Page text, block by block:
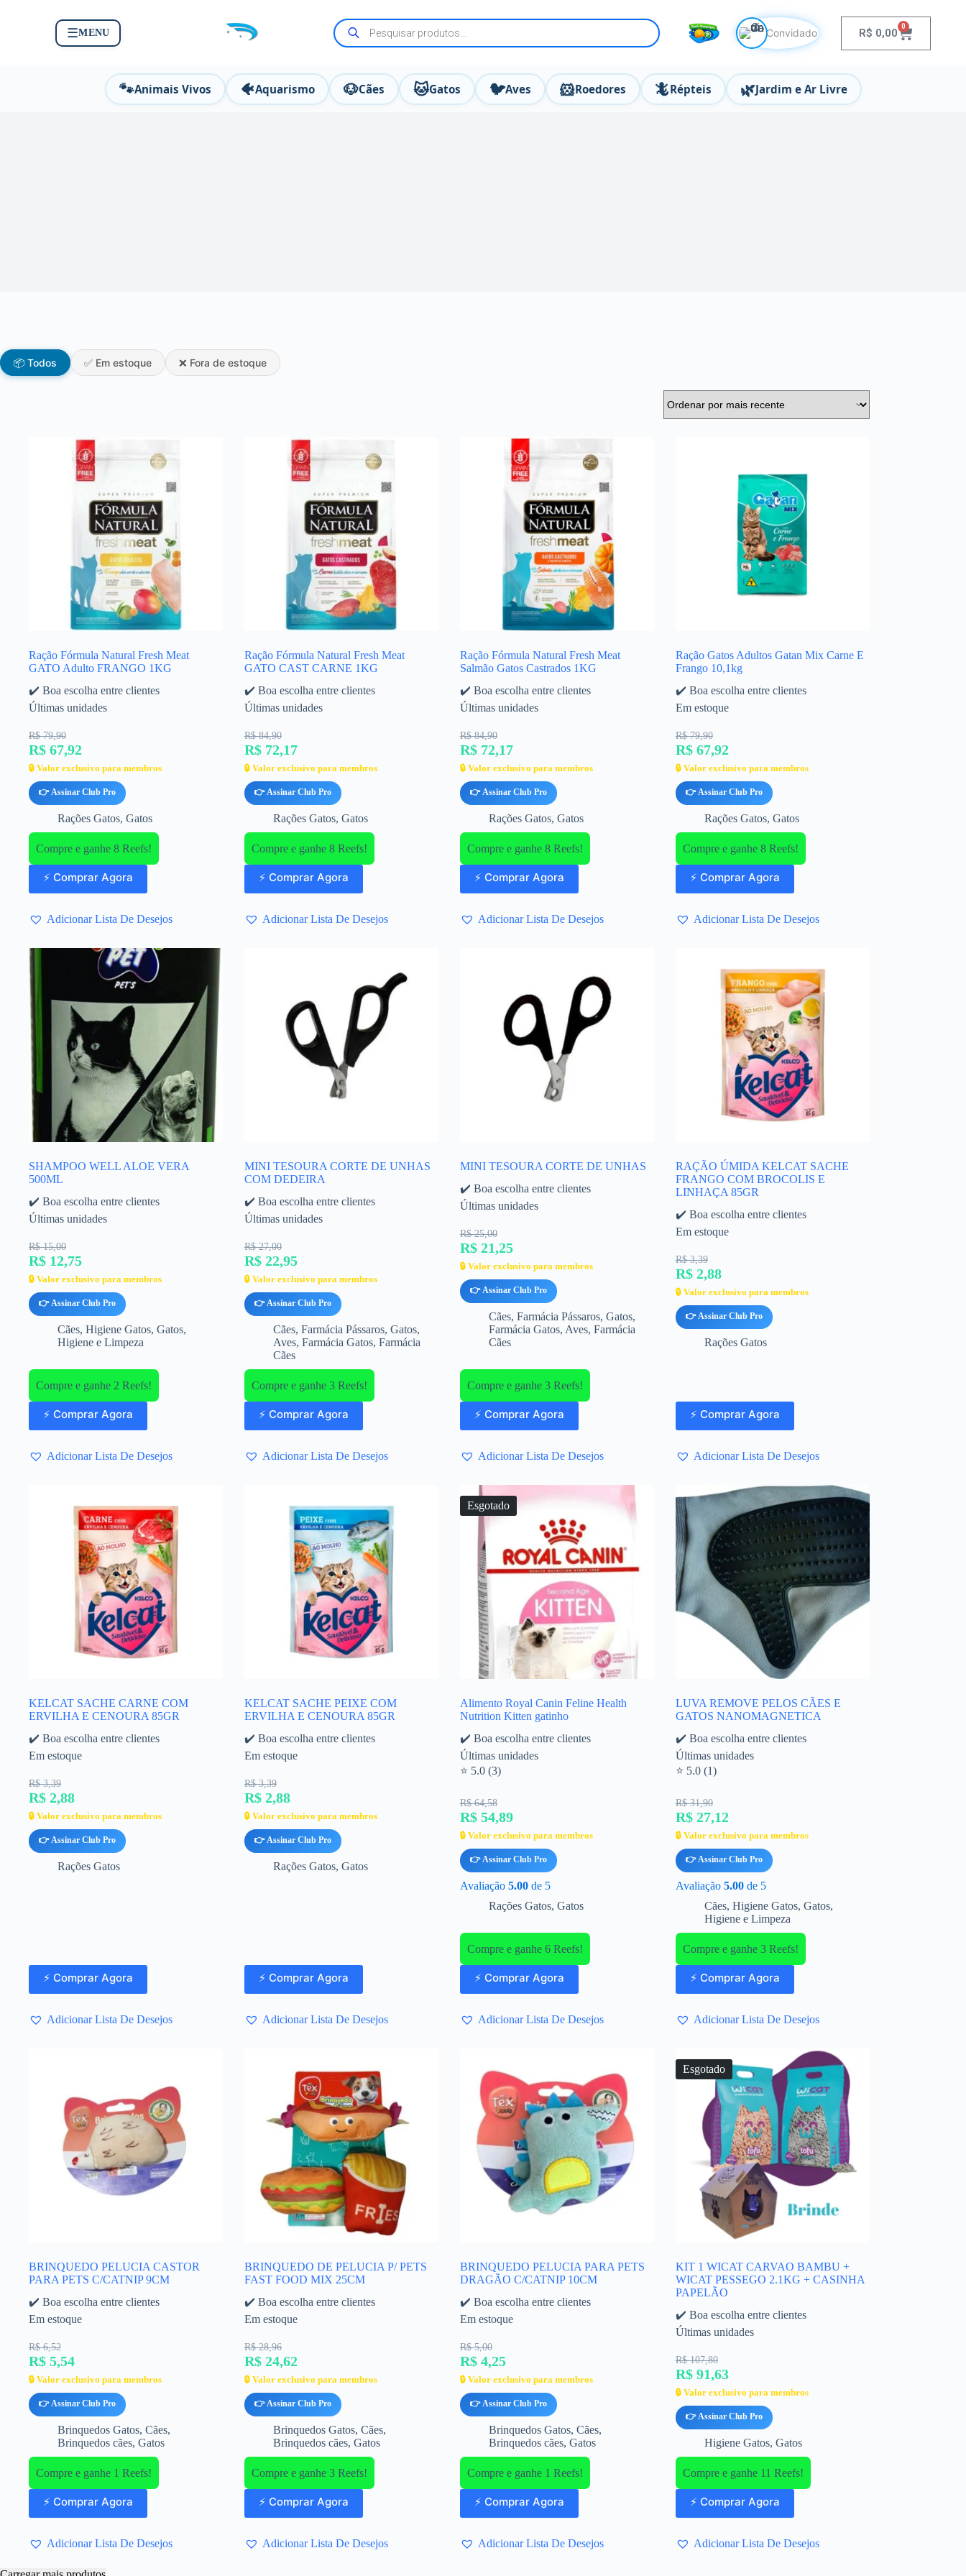
☰MENU Convidado R$ 0,00
0
🐾Animais Vivos 🐠Aquarismo 🐶Cães 🐱Gatos 🐦Aves 🐹Roedores 🦎Répteis 🌿Jardim e Ar Livre
📦 Todos ✅ Em estoque ❌ Fora de estoque
Ração Fórmula Natural Fresh Meat
GATO Adulto FRANGO 1KG
✔️ Boa escolha entre clientes
Últimas unidades
R$ 79,90
R$ 67,92
🔒 Valor exclusivo para membros
👉 Assinar Club Pro
Rações Gatos, Gatos
Compre e ganhe 8 Reefs!
⚡ Comprar Agora
Adicionar Lista De Desejos
Ração Fórmula Natural Fresh Meat
GATO CAST CARNE 1KG
✔️ Boa escolha entre clientes
Últimas unidades
R$ 84,90
R$ 72,17
🔒 Valor exclusivo para membros
👉 Assinar Club Pro
Rações Gatos, Gatos
Compre e ganhe 8 Reefs!
⚡ Comprar Agora
Adicionar Lista De Desejos
Ração Fórmula Natural Fresh Meat
Salmão Gatos Castrados 1KG
✔️ Boa escolha entre clientes
Últimas unidades
R$ 84,90
R$ 72,17
🔒 Valor exclusivo para membros
👉 Assinar Club Pro
Rações Gatos, Gatos
Compre e ganhe 8 Reefs!
⚡ Comprar Agora
Adicionar Lista De Desejos
Ração Gatos Adultos Gatan Mix Carne E
Frango 10,1kg
✔️ Boa escolha entre clientes
Em estoque
R$ 79,90
R$ 67,92
🔒 Valor exclusivo para membros
👉 Assinar Club Pro
Rações Gatos, Gatos
Compre e ganhe 8 Reefs!
⚡ Comprar Agora
Adicionar Lista De Desejos
SHAMPOO WELL ALOE VERA
500ML
✔️ Boa escolha entre clientes
Últimas unidades
R$ 15,00
R$ 12,75
🔒 Valor exclusivo para membros
👉 Assinar Club Pro
Cães, Higiene Gatos, Gatos,
Higiene e Limpeza
Compre e ganhe 2 Reefs!
⚡ Comprar Agora
Adicionar Lista De Desejos
MINI TESOURA CORTE DE UNHAS
COM DEDEIRA
✔️ Boa escolha entre clientes
Últimas unidades
R$ 27,00
R$ 22,95
🔒 Valor exclusivo para membros
👉 Assinar Club Pro
Cães, Farmácia Pássaros, Gatos,
Aves, Farmácia Gatos, Farmácia
Cães
Compre e ganhe 3 Reefs!
⚡ Comprar Agora
Adicionar Lista De Desejos
MINI TESOURA CORTE DE UNHAS
✔️ Boa escolha entre clientes
Últimas unidades
R$ 25,00
R$ 21,25
🔒 Valor exclusivo para membros
👉 Assinar Club Pro
Cães, Farmácia Pássaros, Gatos,
Farmácia Gatos, Aves, Farmácia
Cães
Compre e ganhe 3 Reefs!
⚡ Comprar Agora
Adicionar Lista De Desejos
RAÇÃO ÚMIDA KELCAT SACHE
FRANGO COM BROCOLIS E
LINHAÇA 85GR
✔️ Boa escolha entre clientes
Em estoque
R$ 3,39
R$ 2,88
🔒 Valor exclusivo para membros
👉 Assinar Club Pro
Rações Gatos
⚡ Comprar Agora
Adicionar Lista De Desejos
KELCAT SACHE CARNE COM
ERVILHA E CENOURA 85GR
✔️ Boa escolha entre clientes
Em estoque
R$ 3,39
R$ 2,88
🔒 Valor exclusivo para membros
👉 Assinar Club Pro
Rações Gatos
⚡ Comprar Agora
Adicionar Lista De Desejos
KELCAT SACHE PEIXE COM
ERVILHA E CENOURA 85GR
✔️ Boa escolha entre clientes
Em estoque
R$ 3,39
R$ 2,88
🔒 Valor exclusivo para membros
👉 Assinar Club Pro
Rações Gatos, Gatos
⚡ Comprar Agora
Adicionar Lista De Desejos
Esgotado
Alimento Royal Canin Feline Health
Nutrition Kitten gatinho
✔️ Boa escolha entre clientes
Últimas unidades
⭐ 5.0 (3)
R$ 64,58
R$ 54,89
🔒 Valor exclusivo para membros
👉 Assinar Club Pro
Avaliação 5.00de 5
Rações Gatos, Gatos
Compre e ganhe 6 Reefs!
⚡ Comprar Agora
Adicionar Lista De Desejos
LUVA REMOVE PELOS CÃES E
GATOS NANOMAGNETICA
✔️ Boa escolha entre clientes
Últimas unidades
⭐ 5.0 (1)
R$ 31,90
R$ 27,12
🔒 Valor exclusivo para membros
👉 Assinar Club Pro
Avaliação 5.00de 5
Cães, Higiene Gatos, Gatos,
Higiene e Limpeza
Compre e ganhe 3 Reefs!
⚡ Comprar Agora
Adicionar Lista De Desejos
BRINQUEDO PELUCIA CASTOR
PARA PETS C/CATNIP 9CM
✔️ Boa escolha entre clientes
Em estoque
R$ 6,52
R$ 5,54
🔒 Valor exclusivo para membros
👉 Assinar Club Pro
Brinquedos Gatos, Cães,
Brinquedos cães, Gatos
Compre e ganhe 1 Reefs!
⚡ Comprar Agora
Adicionar Lista De Desejos
BRINQUEDO DE PELUCIA P/ PETS
FAST FOOD MIX 25CM
✔️ Boa escolha entre clientes
Em estoque
R$ 28,96
R$ 24,62
🔒 Valor exclusivo para membros
👉 Assinar Club Pro
Brinquedos Gatos, Cães,
Brinquedos cães, Gatos
Compre e ganhe 3 Reefs!
⚡ Comprar Agora
Adicionar Lista De Desejos
BRINQUEDO PELUCIA PARA PETS
DRAGÃO C/CATNIP 10CM
✔️ Boa escolha entre clientes
Em estoque
R$ 5,00
R$ 4,25
🔒 Valor exclusivo para membros
👉 Assinar Club Pro
Brinquedos Gatos, Cães,
Brinquedos cães, Gatos
Compre e ganhe 1 Reefs!
⚡ Comprar Agora
Adicionar Lista De Desejos
Esgotado
KIT 1 WICAT CARVAO BAMBU +
WICAT PESSEGO 2.1KG + CASINHA
PAPELÃO
✔️ Boa escolha entre clientes
Últimas unidades
R$ 107,80
R$ 91,63
🔒 Valor exclusivo para membros
👉 Assinar Club Pro
Higiene Gatos, Gatos
Compre e ganhe 11 Reefs!
⚡ Comprar Agora
Adicionar Lista De Desejos